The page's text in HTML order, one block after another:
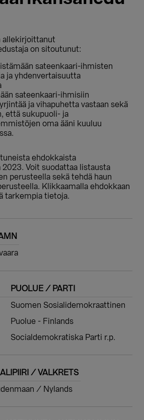
allekirjoittanut
on sitoutunut:
sateenkaari-ihmisten
ja yhdenvertaisuutta
sateenkaari-ihmisiin
ja vihapuhetta vastaan sekä
että sukupuoli- ja
oma ääni kuuluu
ehdokkaista
2023. Voit suodattaa listausta
perusteella sekä tehdä haun
Klikkaamalla ehdokkaan
tarkempia tietoja.
PUOLUE / PARTI
Suomen Sosialidemokraattinen
Puolue - Finlands
Socialdemokratiska Parti r.p.
/ VALKRETS
/ Nylands